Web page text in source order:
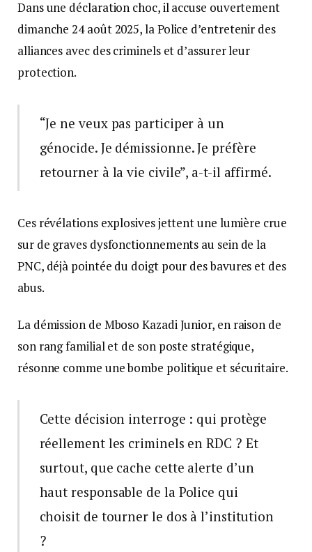
Dans une déclaration choc, il accuse ouvertement
dimanche 24 août 2025, la Police d’entretenir des
alliances avec des criminels et d’assurer leur
protection.
“Je ne veux pas participer à un
génocide. Je démissionne. Je préfère
retourner à la vie civile”, a-t-il affirmé.
Ces révélations explosives jettent une lumière crue
sur de graves dysfonctionnements au sein de la
PNC, déjà pointée du doigt pour des bavures et des
abus.
La démission de Mboso Kazadi Junior, en raison de
son rang familial et de son poste stratégique,
résonne comme une bombe politique et sécuritaire.
Cette décision interroge : qui protège
réellement les criminels en RDC ? Et
surtout, que cache cette alerte d’un
haut responsable de la Police qui
choisit de tourner le dos à l’institution
?